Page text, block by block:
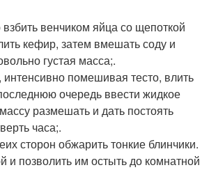
венчиком яйца со щепоткой
кефир, затем вмешать соду и
густая масса;.
интенсивно помешивая тесто, влить
очередь ввести жидкое
размешать и дать постоять
часа;.
сторон обжарить тонкие блинчики.
и позволить им остыть до комнатной